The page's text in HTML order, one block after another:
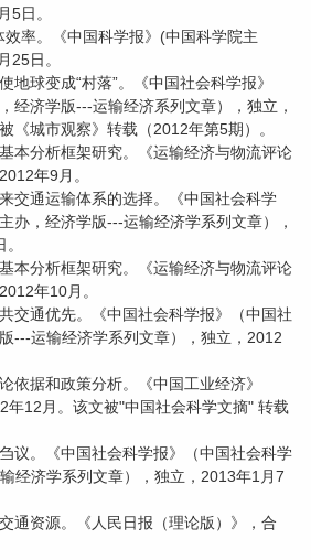
5日。
率。《中国科学报》(中国科学院主
25日。
地球变成“村落”。《中国社会科学报》
经济学版---运输经济系列文章），独立，
《城市观察》转载（2012年第5期）。
本分析框架研究。《运输经济与物流评论
年9月。
交通运输体系的选择。《中国社会科学
办，经济学版---运输经济学系列文章），
本分析框架研究。《运输经济与物流评论
年10月。
交通优先。《中国社会科学报》（中国社
---运输经济学系列文章），独立，2012
依据和政策分析。《中国工业经济》
年12月。该文被"中国社会科学文摘" 转载
议。《中国社会科学报》（中国社会科学
经济学系列文章），独立，2013年1月7
通资源。《人民日报（理论版）》，合